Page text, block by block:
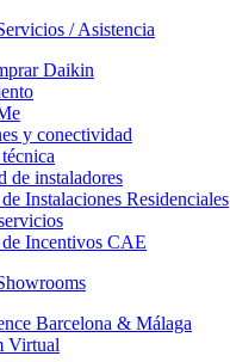
/ Asistencia
Daikin
y conectividad
de instaladores
Instalaciones Residenciales
Incentivos CAE
Barcelona & Málaga
Virtual